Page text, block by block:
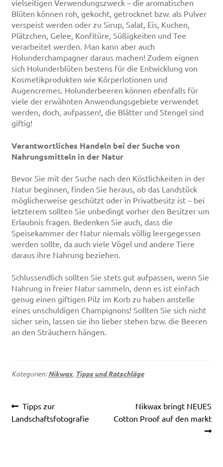
vielseitigen Verwendungszweck – die aromatischen
Blüten können roh, gekocht, getrocknet bzw. als Pulver
verspeist werden oder zu Sirup, Salat, Eis, Kuchen,
Plätzchen, Gelee, Konfitüre, Süßigkeiten und Tee
verarbeitet werden. Man kann aber auch
Holunderchampagner daraus machen! Zudem eignen
sich Holunderblüten bestens für die Entwicklung von
Kosmetikprodukten wie Körperlotionen und
Augencremes. Holunderbeeren können ebenfalls für
viele der erwähnten Anwendungsgebiete verwendet
werden, doch, aufpassen!, die Blätter und Stengel sind
giftig!
Verantwortliches Handeln bei der Suche von
Nahrungsmitteln in der Natur
Bevor Sie mit der Suche nach den Köstlichkeiten in der
Natur beginnen, finden Sie heraus, ob das Landstück
möglicherweise geschützt oder in Privatbesitz ist – bei
letzterem sollten Sie unbedingt vorher den Besitzer um
Erlaubnis fragen. Bedenken Sie auch, dass die
Speisekammer der Natur niemals völlig leergegessen
werden sollte, da auch viele Vögel und andere Tiere
daraus ihre Nahrung beziehen.
Schlussendlich sollten Sie stets gut aufpassen, wenn Sie
Nahrung in freier Natur sammeln, denn es ist einfach
genug einen giftigen Pilz im Korb zu haben anstelle
eines unschuldigen Champignons! Sollten Sie sich nicht
sicher sein, lassen sie ihn lieber stehen bzw. die Beeren
an den Sträuchern hängen.
Kategorien:Nikwax, Tipps und Ratschläge
Beitragsnavigation
Vorheriger
Beitrag:
Tipps zur
Landschaftsfotografie
Nächster
Beitrag:
Nikwax bringt NEUES
Cotton Proof auf den markt